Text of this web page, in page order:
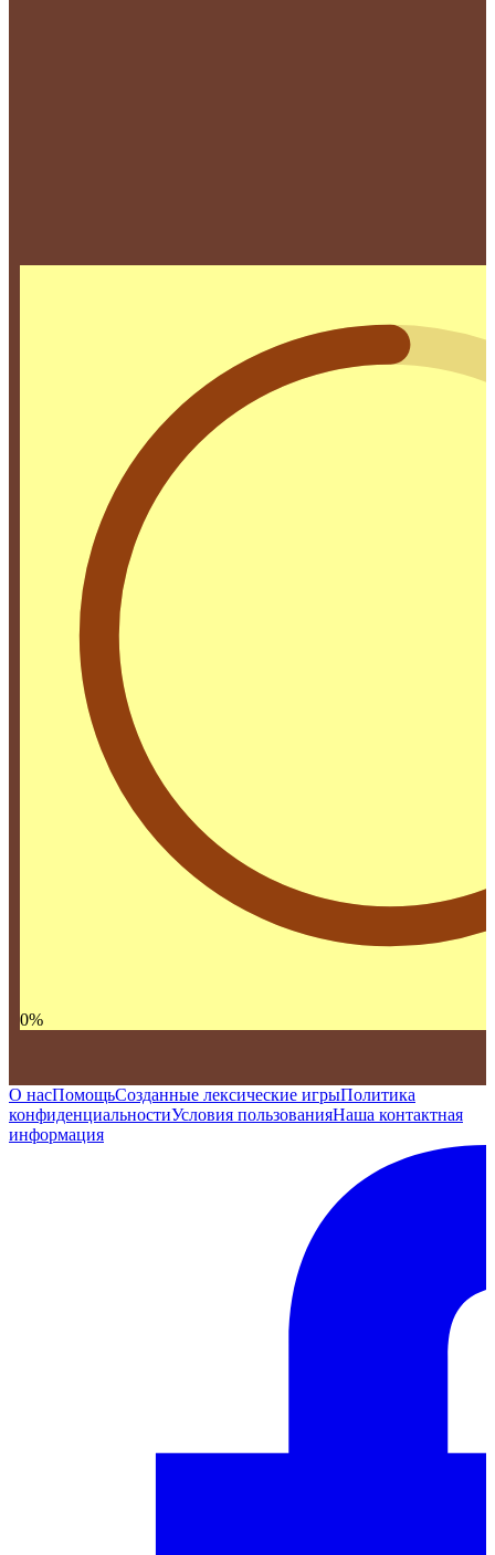
0%
О насПомощьСозданные лексические игрыПолитика
конфиденциальностиУсловия пользованияНаша контактная
информация